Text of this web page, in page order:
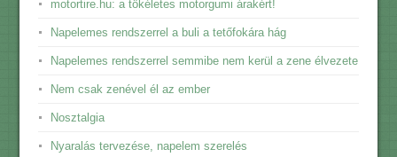
motortire.hu: a tökéletes motorgumi árakért!
Napelemes rendszerrel a buli a tetőfokára hág
Napelemes rendszerrel semmibe nem kerül a zene élvezete
Nem csak zenével él az ember
Nosztalgia
Nyaralás tervezése, napelem szerelés